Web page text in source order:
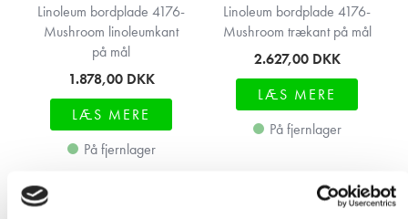
Linoleum bordplade 4176-
Mushroom linoleumkant
på mål
1.878,00 DKK
LÆS MERE
På fjernlager
Linoleum bordplade 4176-
Mushroom trækant på mål
2.627,00 DKK
LÆS MERE
På fjernlager